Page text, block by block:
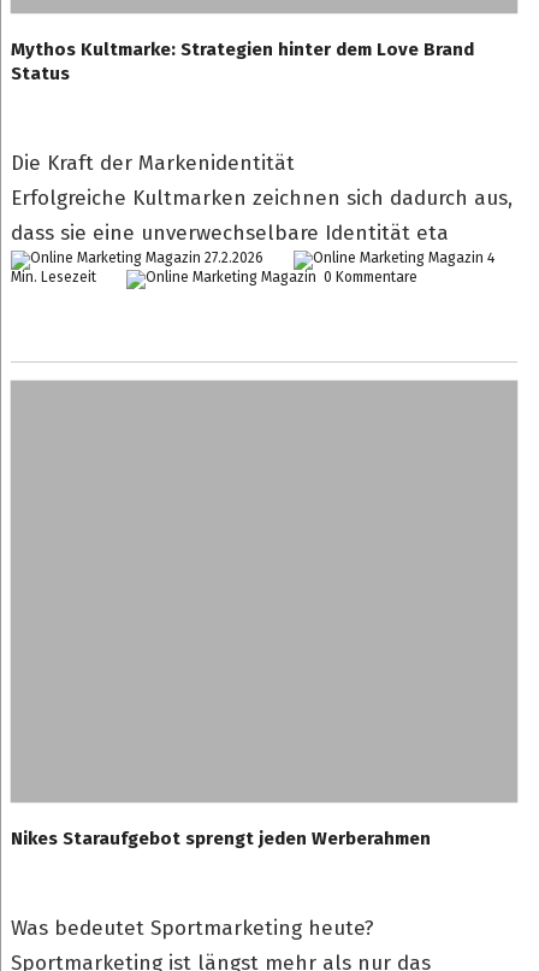
Mythos Kultmarke: Strategien hinter dem Love Brand
Status
Die Kraft der Markenidentität
Erfolgreiche Kultmarken zeichnen sich dadurch aus,
dass sie eine unverwechselbare Identität eta
27.2.2026
4
Min. Lesezeit
0 Kommentare
Nikes Staraufgebot sprengt jeden Werberahmen
Was bedeutet Sportmarketing heute?
Sportmarketing ist längst mehr als nur das